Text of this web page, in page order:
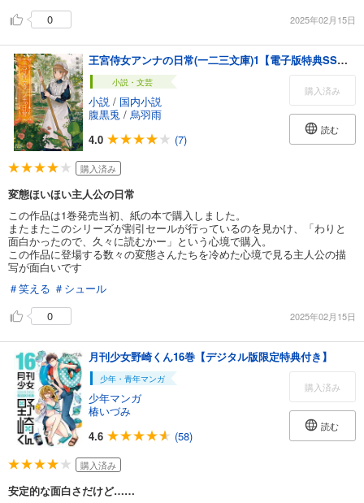
0
2025年02月15日
王宮侍女アンナの日常(一二三文庫)1【電子版特典SS付き】
小説・文芸
小説 / 国内小説
腹黒兎 / 烏羽雨
4.0
(7)
購入済み
読む
購入済み
変態ほいほい主人公の日常
この作品は1巻発売当初、紙の本で購入しました。
またまたこのシリーズが割引セールが行っているのを見かけ、「わりと
面白かったので、久々に読むかー」という心境で購入。
この作品に登場する数々の変態さんたちを冷めた心境で見る主人公の描
写が面白いです
＃笑える ＃シュール
0
2025年02月15日
月刊少女野崎くん16巻【デジタル版限定特典付き】
少年・青年マンガ
少年マンガ
椿いづみ
4.6
(58)
購入済み
読む
購入済み
安定的な面白さだけど……